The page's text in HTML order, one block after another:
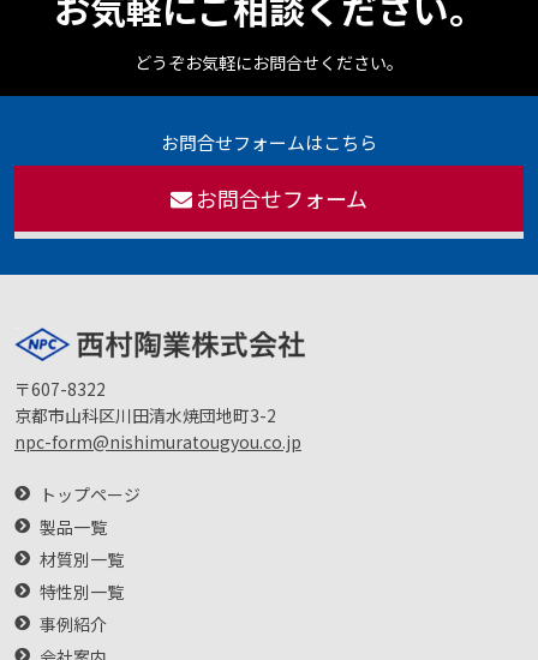
どうぞお気軽にお問合せください。
お問合せフォームはこちら
お問合せフォーム
〒607-8322
京都市山科区川田清水焼団地町3-2
npc-form@nishimuratougyou.co.jp
トップページ
製品一覧
材質別一覧
特性別一覧
事例紹介